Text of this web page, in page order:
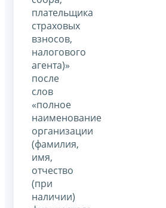
плательщика
страховых
взносов,
налогового
агента)»
после
слов
«полное
наименование
организации
(фамилия,
имя,
отчество
(при
наличии)